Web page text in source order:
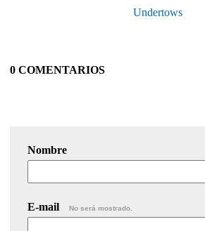
Undertows
0 COMENTARIOS
Nombre
E-mail No será mostrado.